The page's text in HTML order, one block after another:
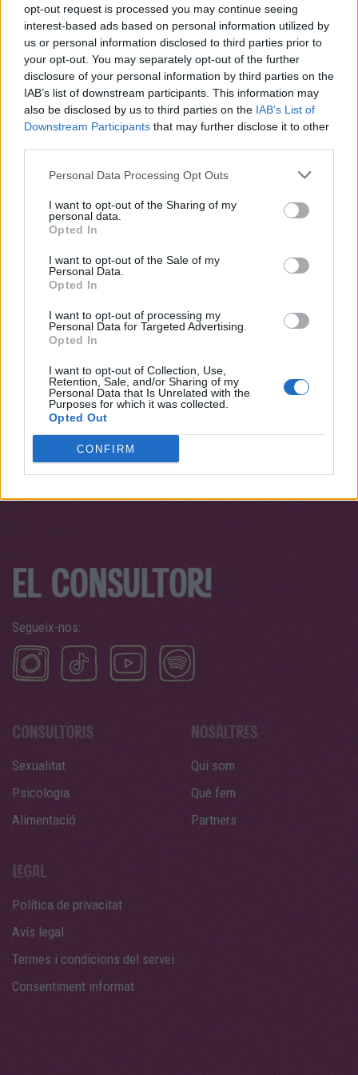
opt-out request is processed you may continue seeing
interest-based ads based on personal information utilized by
us or personal information disclosed to third parties prior to
your opt-out. You may separately opt-out of the further
disclosure of your personal information by third parties on the
IAB’s list of downstream participants. This information may
also be disclosed by us to third parties on the IAB’s List of
Downstream Participants that may further disclose it to other
Personal Data Processing Opt Outs
I want to opt-out of the Sharing of my
personal data.
Opted In
I want to opt-out of the Sale of my
Personal Data.
Opted In
I want to opt-out of processing my
Personal Data for Targeted Advertising.
Opted In
I want to opt-out of Collection, Use,
Retention, Sale, and/or Sharing of my
Personal Data that Is Unrelated with the
Purposes for which it was collected.
Opted Out
CONFIRM
Espero haver-te pogut ajudar i espero que aviat puguis mirar-te
amb una mirada més compassiva i afectuosa.
Una abraçada!
Moltes gràcies per la teva consulta!
Només els moderadors i l'usuari que ha fet la consulta poden
publicar-hi respostes.
Segueix-nos:
Sexualitat
Psicologia
Alimentació
Qui som
Què fem
Partners
Política de privacitat
Avís legal
Termes i condicions del servei
Consentiment informat